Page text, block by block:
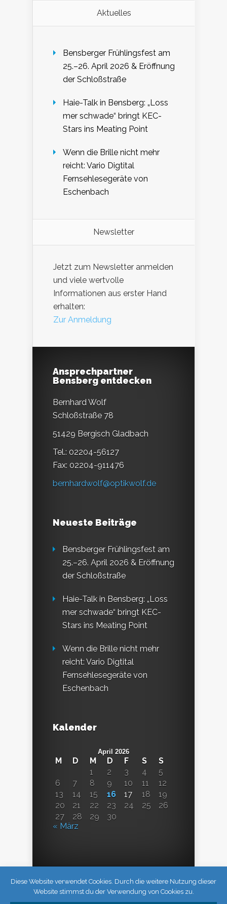
Aktuelles
Bensberger Frühlingsfest am
25.–26. April 2026 & Eröffnung
der Schloßstraße
Haie-Talk in Bensberg: „Loss
mer schwade“ bringt KEC-
Stars ins Meating Point
Wenn die Brille nicht mehr
reicht: Vario Digtital
Fernsehlesegeräte von
Eschenbach
Newsletter
Jetzt zum Newsletter anmelden
und viele wertvolle
Informationen aus erster Hand
erhalten:
Zur Anmeldung
Ansprechpartner
Bensberg entdecken
Bernhard Wolf
Schloßstraße 78
51429 Bergisch Gladbach
Tel.: 02204-56127
Fax: 02204-911476
bernhardwolf@optikwolf.de
Neueste Beiträge
Bensberger Frühlingsfest am
25.–26. April 2026 & Eröffnung
der Schloßstraße
Haie-Talk in Bensberg: „Loss
mer schwade“ bringt KEC-
Stars ins Meating Point
Wenn die Brille nicht mehr
reicht: Vario Digtital
Fernsehlesegeräte von
Eschenbach
Kalender
April 2026
M D M D F S
S
1
2 3 4
5
6
7 8 9 10 11
12
13
14 15 16 17 18
19
20
21 22 23 24 25
26
27
28 29
30
« März
Diese Website verwendet Cookies. Durch die weitere Nutzung dieser
Website stimmst du der Verwendung von Cookies zu.